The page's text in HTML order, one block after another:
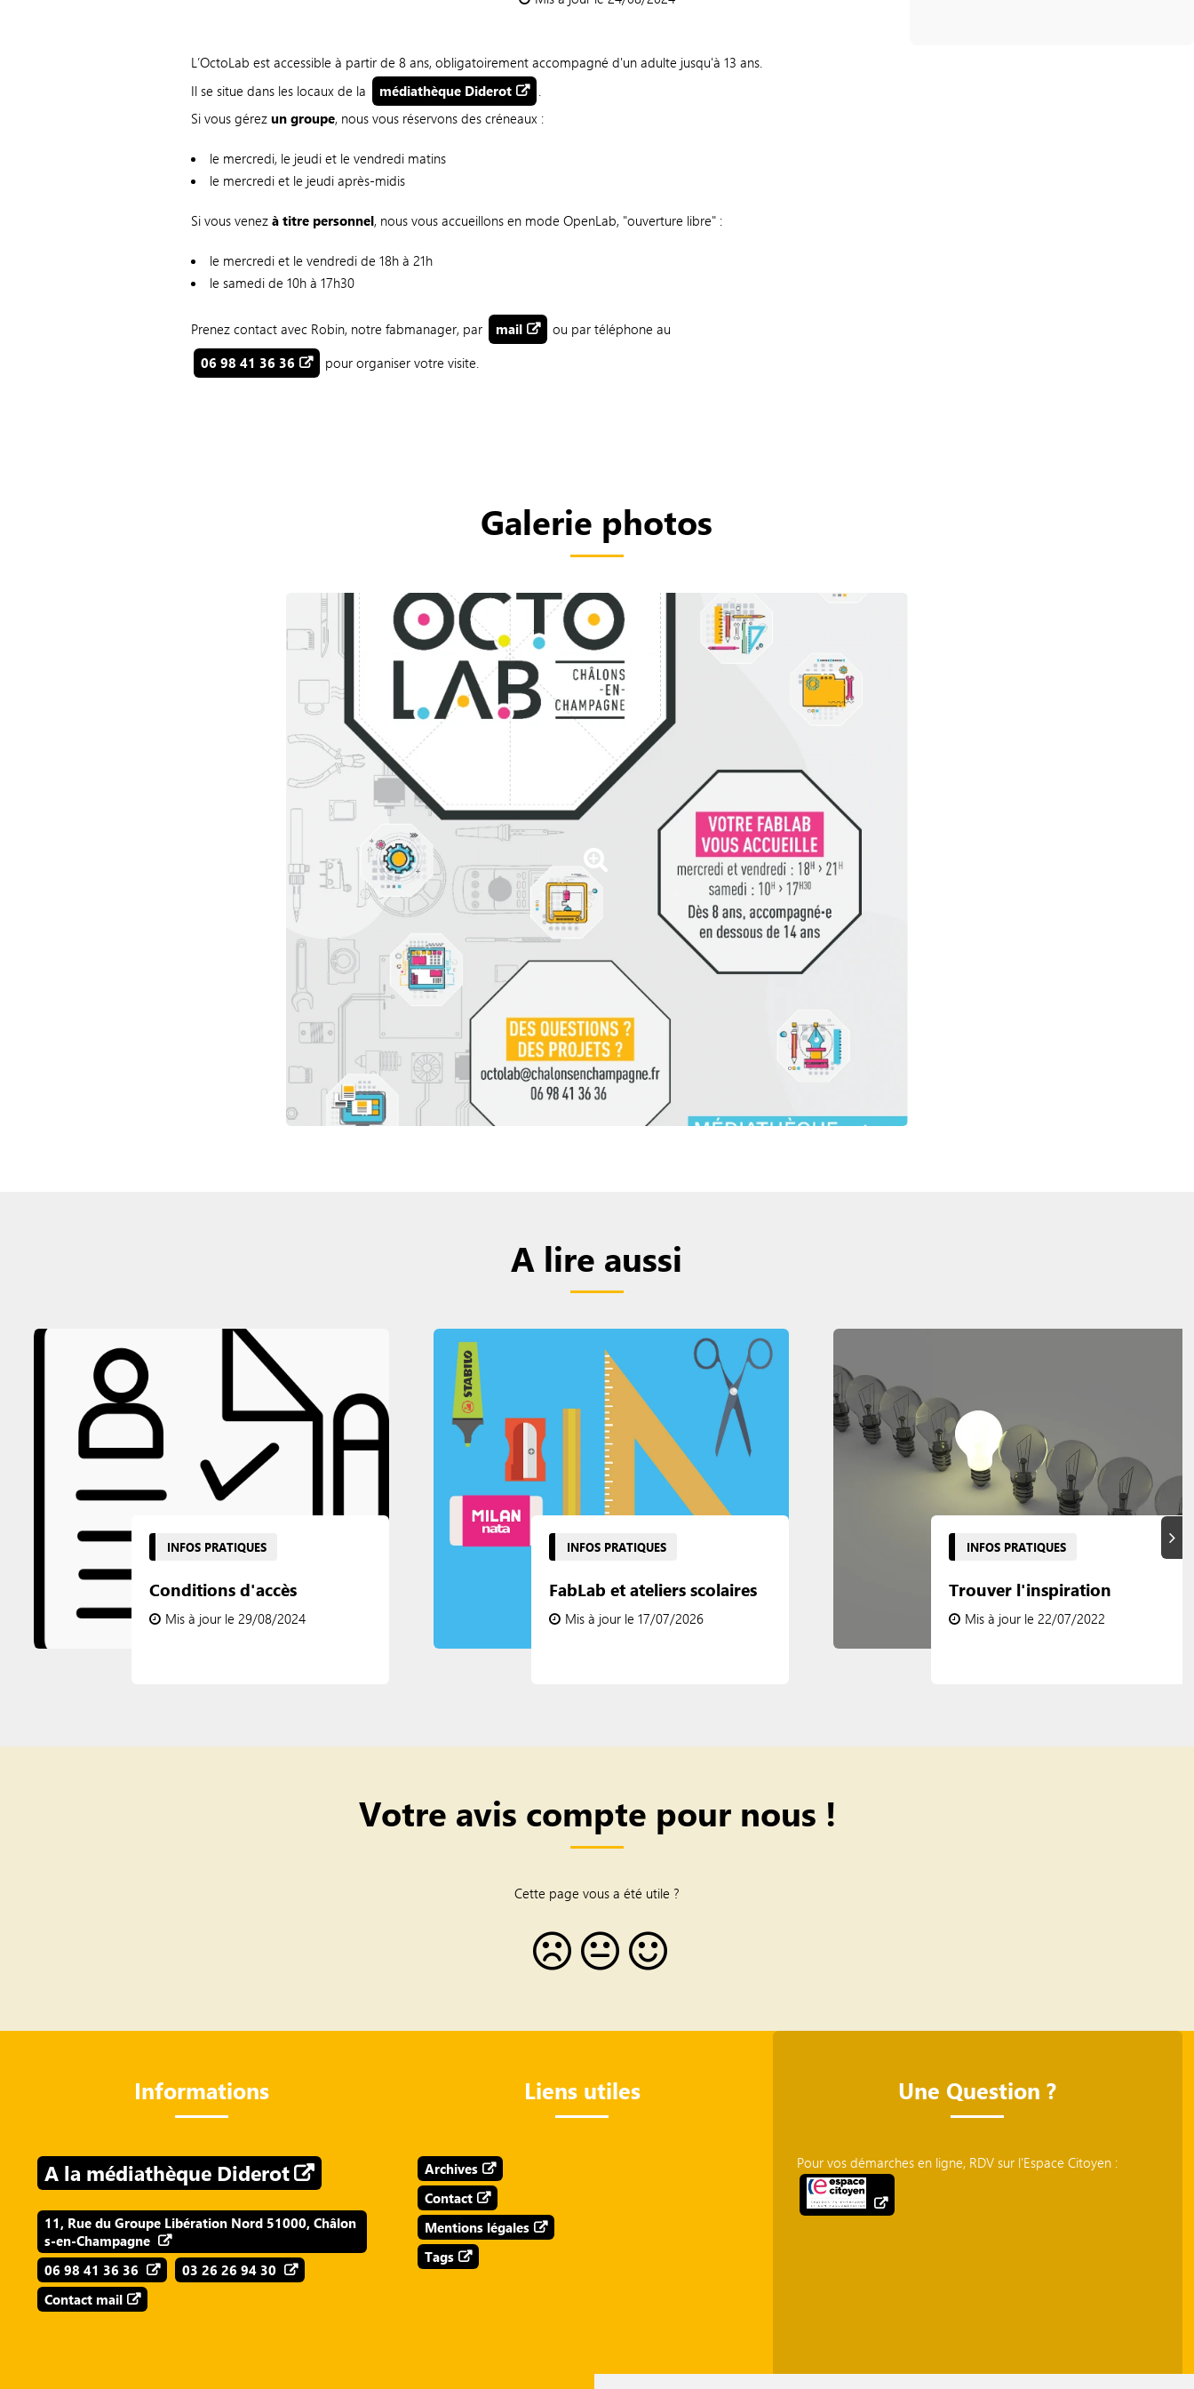
L’OctoLab est accessible à partir de 8 ans, obligatoirement accompagné d'un adulte jusqu'à 13 ans.
Il se situe dans les locaux de la
médiathèque Diderot
Si vous gérezun groupe, nous vous réservons des créneaux :
le mercredi, le jeudi et le vendredi matins
le mercredi et le jeudi après-midis
Si vous venezà titre personnel, nous vous accueillons en mode OpenLab, "ouverture libre" :
le mercredi et le vendredi de 18h à 21h
le samedi de 10h à 17h30
Prenez contact avec Robin, notre fabmanager, par mail
ou par téléphone au
06 98 41 36 36
pour organiser votre visite.
Galerie photos
A lire aussi
INFOS PRATIQUES
Conditions d'accès
Mis à jour le 29/08/2024
INFOS PRATIQUES
FabLab et ateliers scolaires
Mis à jour le 17/07/2026
INFOS PRATIQUES
Trouver l'inspiration
Mis à jour le 22/07/2022
Votre avis compte pour nous !
Cette page vous a été utile ?
Informations
A la médiathèque Diderot
11, Rue du Groupe Libération Nord 51000, Châlon
s-en-Champagne
06 98 41 36 36
03 26 26 94 30
Contact mail
Liens utiles
Archives
Contact
Mentions légales
Tags
Une Question ?
Pour vos démarches en ligne, RDV sur l'Espace Citoyen :